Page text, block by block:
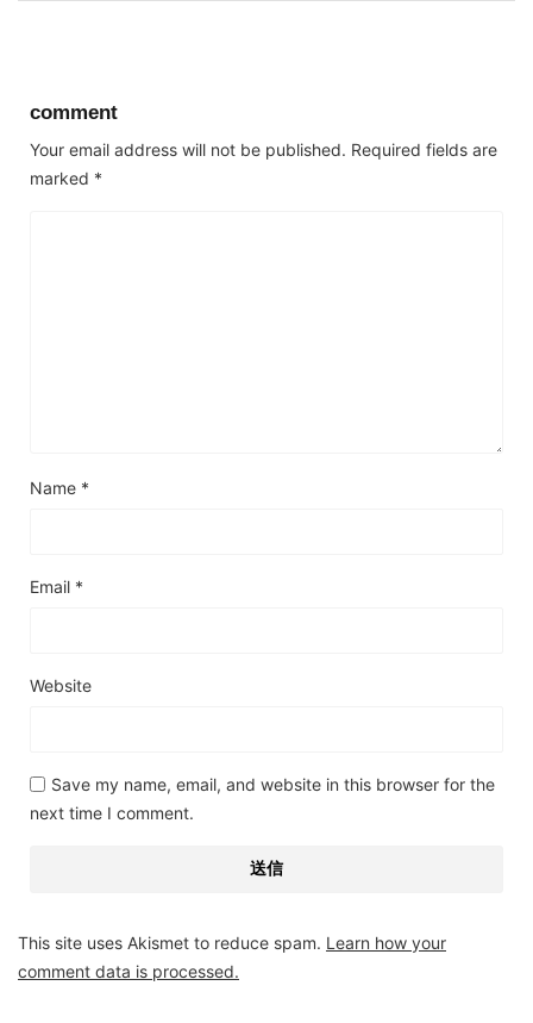
comment
Your email address will not be published. Required fields are
marked *
Name *
Email *
Website
Save my name, email, and website in this browser for the
next time I comment.
This site uses Akismet to reduce spam. Learn how your
comment data is processed.